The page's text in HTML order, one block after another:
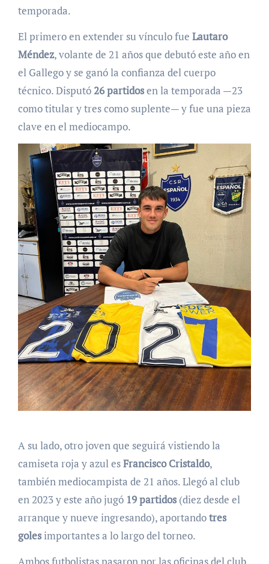
temporada.
El primero en extender su vínculo fue Lautaro
Méndez, volante de 21 años que debutó este año en
el Gallego y se ganó la confianza del cuerpo
técnico. Disputó26 partidosen la temporada —23
como titular y tres como suplente— y fue una pieza
clave en el mediocampo.
A su lado, otro joven que seguirá vistiendo la
camiseta roja y azul esFrancisco Cristaldo,
también mediocampista de 21 años. Llegó al club
en 2023 y este año jugó 19 partidos(diez desde el
arranque y nueve ingresando), aportandotres
golesimportantes a lo largo del torneo.
Ambos futbolistas pasaron por las oficinas del club